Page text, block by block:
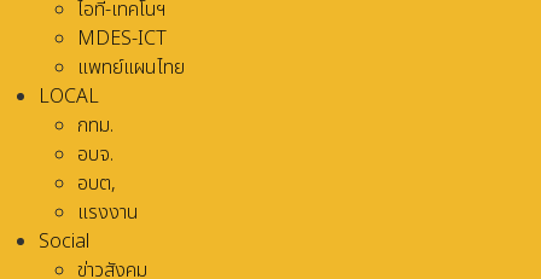
ไอที-เทคโนฯ
MDES-ICT
แพทย์แผนไทย
LOCAL
กทม.
อบจ.
อบต,
แรงงาน
Social
ข่าวสังคม